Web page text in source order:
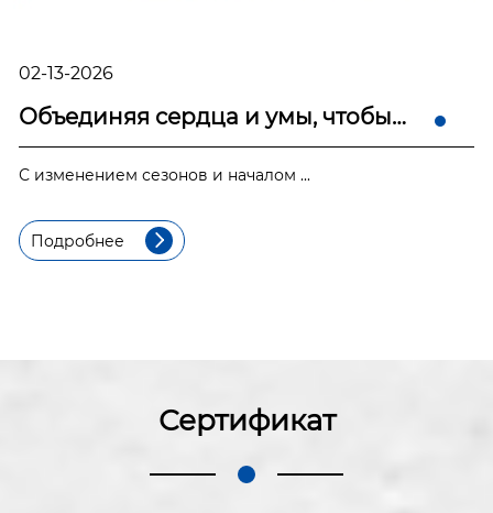
02-13-2026
Объединяя сердца и умы, чтобы
начать новое путе...
С изменением сезонов и началом ...
Подробнее 
Сертификат